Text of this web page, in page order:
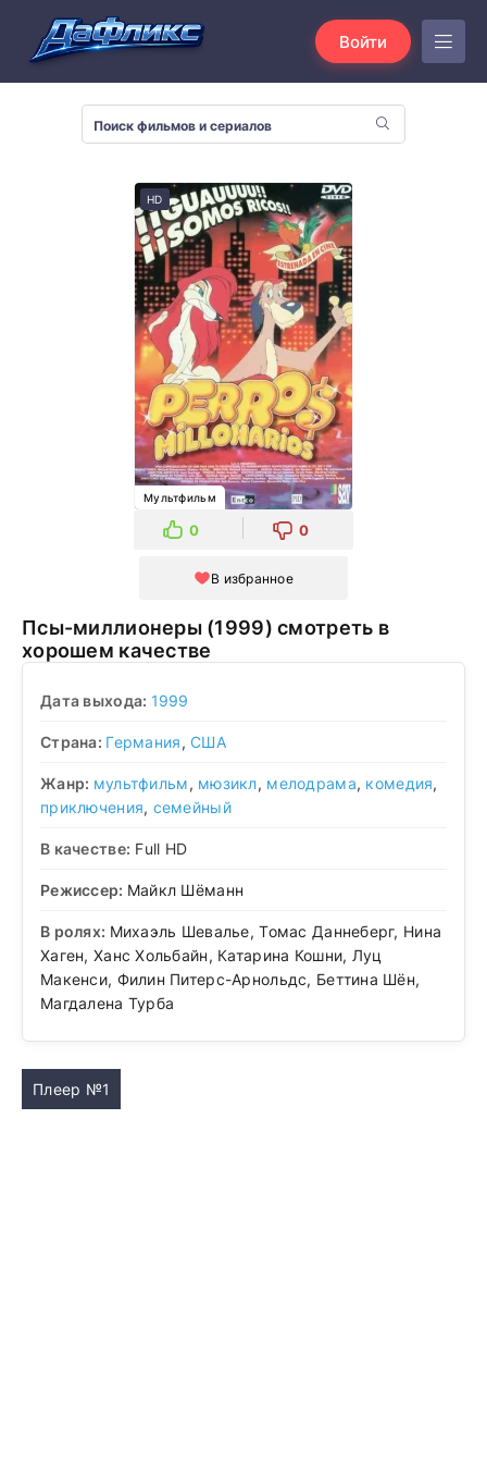
Войти
HD
Мультфильм
0 0
В избранное
Псы-миллионеры (1999) смотреть в
хорошем качестве
Дата выхода: 1999
Страна: Германия,США
Жанр: мультфильм, мюзикл, мелодрама, комедия,
приключения, семейный
В качестве: Full HD
Режиссер: Майкл Шёманн
В ролях: Михаэль Шевалье, Томас Даннеберг, Нина
Хаген, Ханс Хольбайн, Катарина Кошни, Луц
Макенси, Филин Питерс-Арнольдс, Беттина Шён,
Магдалена Турба
Плеер №1